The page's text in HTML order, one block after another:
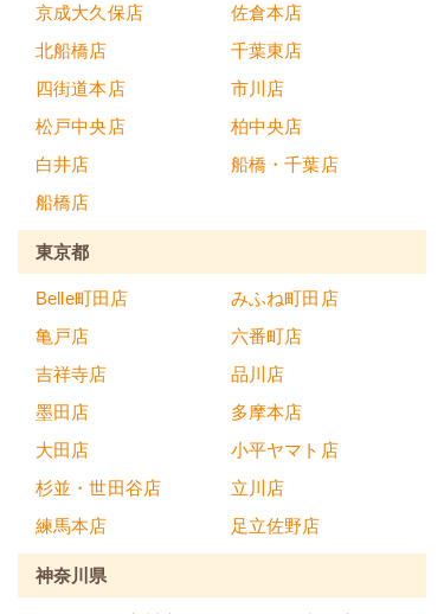
京成大久保店
佐倉本店
北船橋店
千葉東店
四街道本店
市川店
松戸中央店
柏中央店
白井店
船橋・千葉店
船橋店
東京都
Belle町田店
みふね町田店
亀戸店
六番町店
吉祥寺店
品川店
墨田店
多摩本店
大田店
小平ヤマト店
杉並・世田谷店
立川店
練馬本店
足立佐野店
神奈川県